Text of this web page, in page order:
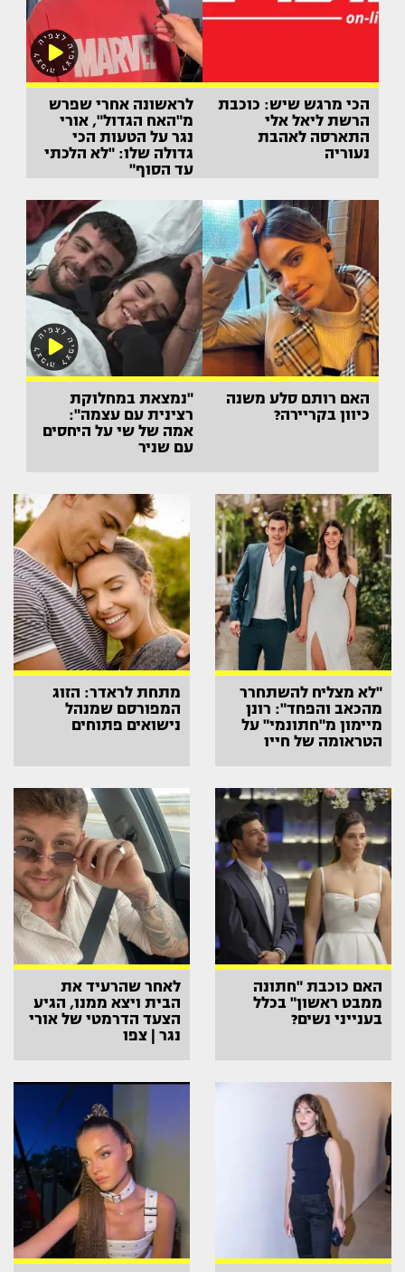
הכי מרגש שיש: כוכבת
הרשת ליאל אלי
התארסה לאהבת
נעוריה
לראשונה אחרי שפרש
מ"האח הגדול", אורי
נגר על הטעות הכי
גדולה שלו: "לא הלכתי
עד הסוף"
האם רותם סלע משנה
כיוון בקריירה?
"נמצאת במחלוקת
רצינית עם עצמה":
אמה של שי על היחסים
עם שניר
"לא מצליח להשתחרר
מהכאב והפחד": רונן
מיימון מ"חתונמי" על
הטראומה של חייו
מתחת לראדר: הזוג
המפורסם שמנהל
נישואים פתוחים
האם כוכבת "חתונה
ממבט ראשון" בכלל
בענייני נשים?
לאחר שהרעיד את
הבית ויצא ממנו, הגיע
הצעד הדרמטי של אורי
נגר | צפו